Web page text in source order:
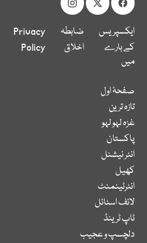
ایکسپریس
کے بارے
میں
ضابطہ
اخلاق
Privacy
Policy
صفحۂ اول
تازہ ترین
غزہ لہو لہو
پاکستان
انٹر نیشنل
کھیل
انٹرٹینمنٹ
لائف اسٹائل
ٹاپ ٹرینڈ
دلچسپ و عجیب